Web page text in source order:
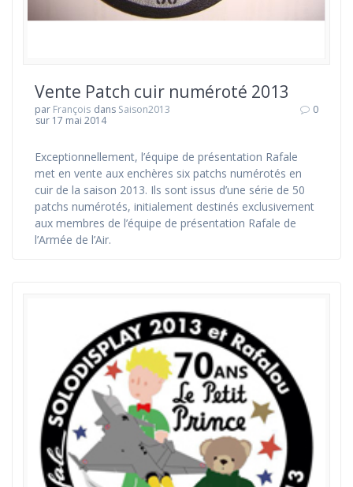
Vente Patch cuir numéroté 2013
par François dans Saison2013
sur 17 mai 2014
0
Exceptionnellement, l’équipe de présentation Rafale
met en vente aux enchères six patchs numérotés en
cuir de la saison 2013. Ils sont issus d’une série de 50
patchs numérotés, initialement destinés exclusivement
aux membres de l’équipe de présentation Rafale de
l’Armée de l’Air.